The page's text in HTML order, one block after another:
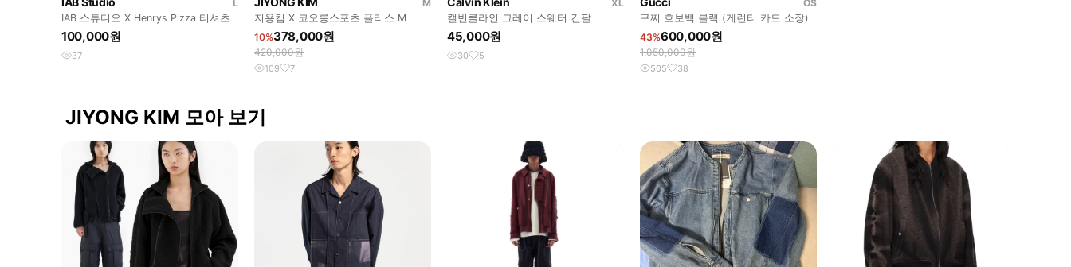
L
IAB 스튜디오 X Henrys Pizza 티셔츠
100,000원
37
M
지용킴 X 코오롱스포츠 플리스 M
10%378,000원
420,000원
109 7
XL
캘빈클라인 그레이 스웨터 긴팔
45,000원
30 5
OS
구찌 호보백 블랙 (게런티 카드 소장)
43%600,000원
1,050,000원
505 38
JIYONG KIM 모아 보기